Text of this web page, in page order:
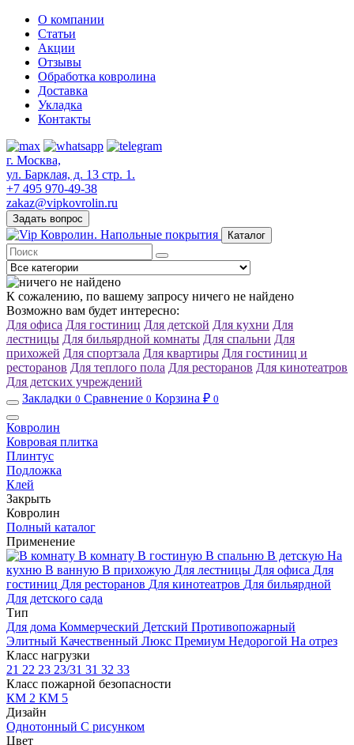
О компании
Статьи
Акции
Отзывы
Обработка ковролина
Доставка
Укладка
Контакты
г. Москва,
ул. Барклая, д. 13 стр. 1.
+7 495 970-49-38
zakaz@vipkovrolin.ru
Задать вопрос
Каталог
К сожалению, по вашему запросу ничего не найдено
Возможно вам будет интересно:
Для офиса Для гостиниц Для детской Для кухни Для
лестницы Для бильярдной комнаты Для спальни Для
прихожей Для спортзала Для квартиры Для гостиниц и
ресторанов Для теплого пола Для ресторанов Для кинотеатров
Для детских учреждений
Закладки 0 Сравнение 0 Корзина ₽ 0
Ковролин
Ковровая плитка
Плинтус
Подложка
Клей
Закрыть
Ковролин
Полный каталог
Применение
В комнату В гостиную В спальню В детскую На
кухню В ванную В прихожую Для лестницы Для офиса Для
гостиниц Для ресторанов Для кинотеатров Для бильярдной
Для детского сада
Тип
Для дома Коммерческий Детский Противопожарный
Элитный Качественный Люкс Премиум Недорогой На отрез
Класс нагрузки
21 22 23 23/31 31 32 33
Класс пожарной безопасности
КМ 2 КМ 5
Дизайн
Однотонный С рисунком
Цвет